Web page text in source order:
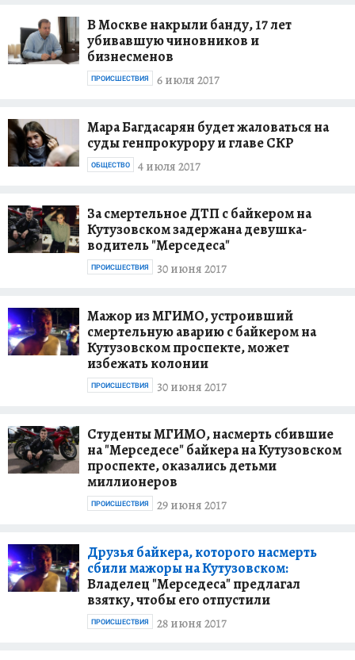
В Москве накрыли банду, 17 лет
убивавшую чиновников и
бизнесменов
6 июля 2017
ПРОИСШЕСТВИЯ
Мара Багдасарян будет жаловаться на
суды генпрокурору и главе СКР
4 июля 2017
ОБЩЕСТВО
За смертельное ДТП с байкером на
Кутузовском задержана девушка-
водитель "Мерседеса"
30 июня 2017
ПРОИСШЕСТВИЯ
Мажор из МГИМО, устроивший
смертельную аварию с байкером на
Кутузовском проспекте, может
избежать колонии
30 июня 2017
ПРОИСШЕСТВИЯ
Студенты МГИМО, насмерть сбившие
на "Мерседесе" байкера на Кутузовском
проспекте, оказались детьми
миллионеров
29 июня 2017
ПРОИСШЕСТВИЯ
Друзья байкера, которого насмерть
сбили мажоры на Кутузовском:
Владелец "Мерседеса" предлагал
взятку, чтобы его отпустили
28 июня 2017
ПРОИСШЕСТВИЯ